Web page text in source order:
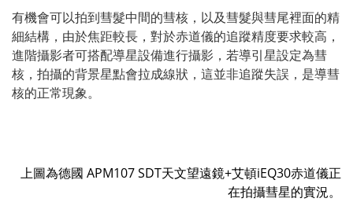
有機會可以拍到彗髮中間的彗核，以及彗髮與彗尾裡面的精
細結構，由於焦距較長，對於赤道儀的追蹤精度要求較高，
進階攝影者可搭配導星設備進行攝影，若導引星設定為彗
核，拍攝的背景星點會拉成線狀，這並非追蹤失誤，是導彗
核的正常現象。
上圖為德國 APM107 SDT天文望遠鏡+艾頓iEQ30赤道儀正
在拍攝彗星的實況。